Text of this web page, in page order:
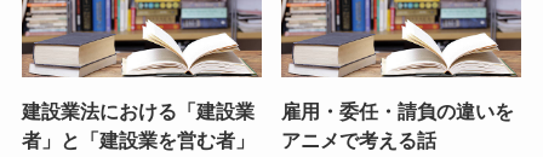
建設業法における「建設業
者」と「建設業を営む者」
雇用・委任・請負の違いを
アニメで考える話